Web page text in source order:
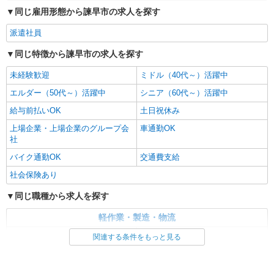
同じ雇用形態から諫早市の求人を探す
派遣社員
同じ特徴から諫早市の求人を探す
未経験歓迎
ミドル（40代～）活躍中
エルダー（50代～）活躍中
シニア（60代～）活躍中
給与前払いOK
土日祝休み
上場企業・上場企業のグループ会
社
車通勤OK
バイク通勤OK
交通費支給
社会保険あり
同じ職種から求人を探す
軽作業・製造・物流
梱包・仕分け・ピッキング
入出庫・商品管理・検品・検査
関連する条件をもっと見る